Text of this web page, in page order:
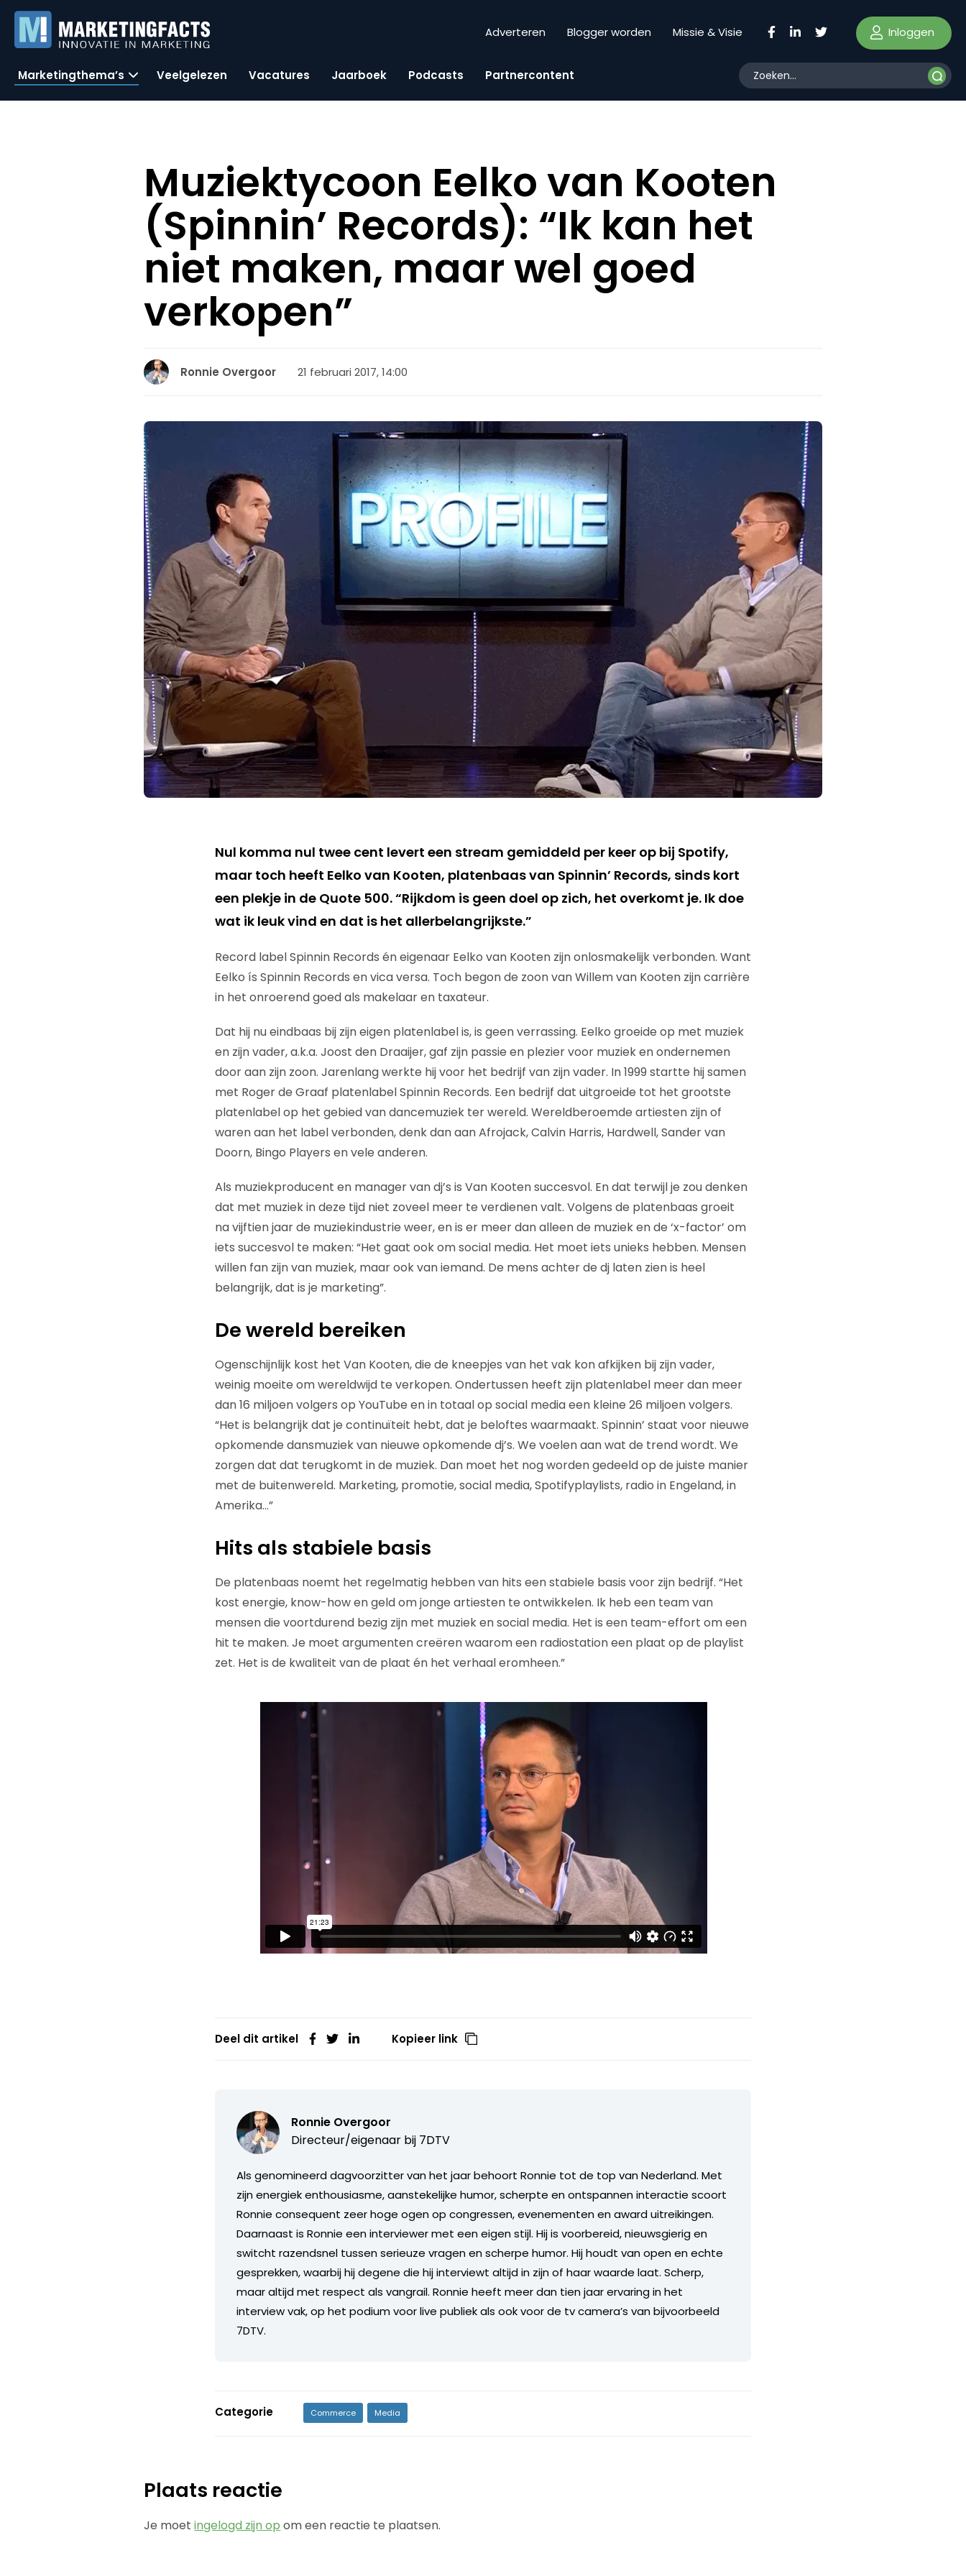
Adverteren Blogger worden Missie & Visie Inloggen
Marketingthema’s Veelgelezen Vacatures Jaarboek Podcasts Partnercontent
Muziektycoon Eelko van Kooten
(Spinnin’ Records): “Ik kan het
niet maken, maar wel goed
verkopen”
Ronnie Overgoor 21 februari 2017, 14:00
Nul komma nul twee cent levert een stream gemiddeld per keer op bij Spotify,
maar toch heeft Eelko van Kooten, platenbaas van Spinnin’ Records, sinds kort
een plekje in de Quote 500. “Rijkdom is geen doel op zich, het overkomt je. Ik doe
wat ik leuk vind en dat is het allerbelangrijkste.”
Record label Spinnin Records én eigenaar Eelko van Kooten zijn onlosmakelijk verbonden. Want
Eelko ís Spinnin Records en vica versa. Toch begon de zoon van Willem van Kooten zijn carrière
in het onroerend goed als makelaar en taxateur.
Dat hij nu eindbaas bij zijn eigen platenlabel is, is geen verrassing. Eelko groeide op met muziek
en zijn vader, a.k.a. Joost den Draaijer, gaf zijn passie en plezier voor muziek en ondernemen
door aan zijn zoon. Jarenlang werkte hij voor het bedrijf van zijn vader. In 1999 startte hij samen
met Roger de Graaf platenlabel Spinnin Records. Een bedrijf dat uitgroeide tot het grootste
platenlabel op het gebied van dancemuziek ter wereld. Wereldberoemde artiesten zijn of
waren aan het label verbonden, denk dan aan Afrojack, Calvin Harris, Hardwell, Sander van
Doorn, Bingo Players en vele anderen.
Als muziekproducent en manager van dj’s is Van Kooten succesvol. En dat terwijl je zou denken
dat met muziek in deze tijd niet zoveel meer te verdienen valt. Volgens de platenbaas groeit
na vijftien jaar de muziekindustrie weer, en is er meer dan alleen de muziek en de ‘x-factor’ om
iets succesvol te maken: “Het gaat ook om social media. Het moet iets unieks hebben. Mensen
willen fan zijn van muziek, maar ook van iemand. De mens achter de dj laten zien is heel
belangrijk, dat is je marketing”.
De wereld bereiken
Ogenschijnlijk kost het Van Kooten, die de kneepjes van het vak kon afkijken bij zijn vader,
weinig moeite om wereldwijd te verkopen. Ondertussen heeft zijn platenlabel meer dan meer
dan 16 miljoen volgers op YouTube en in totaal op social media een kleine 26 miljoen volgers.
“Het is belangrijk dat je continuïteit hebt, dat je beloftes waarmaakt. Spinnin’ staat voor nieuwe
opkomende dansmuziek van nieuwe opkomende dj’s. We voelen aan wat de trend wordt. We
zorgen dat dat terugkomt in de muziek. Dan moet het nog worden gedeeld op de juiste manier
met de buitenwereld. Marketing, promotie, social media, Spotifyplaylists, radio in Engeland, in
Amerika…”
Hits als stabiele basis
De platenbaas noemt het regelmatig hebben van hits een stabiele basis voor zijn bedrijf. “Het
kost energie, know-how en geld om jonge artiesten te ontwikkelen. Ik heb een team van
mensen die voortdurend bezig zijn met muziek en social media. Het is een team-effort om een
hit te maken. Je moet argumenten creëren waarom een radiostation een plaat op de playlist
zet. Het is de kwaliteit van de plaat én het verhaal eromheen.”
Deel dit artikel Kopieer link
Ronnie Overgoor
Directeur/eigenaar bij 7DTV
Als genomineerd dagvoorzitter van het jaar behoort Ronnie tot de top van Nederland. Met
zijn energiek enthousiasme, aanstekelijke humor, scherpte en ontspannen interactie scoort
Ronnie consequent zeer hoge ogen op congressen, evenementen en award uitreikingen.
Daarnaast is Ronnie een interviewer met een eigen stijl. Hij is voorbereid, nieuwsgierig en
switcht razendsnel tussen serieuze vragen en scherpe humor. Hij houdt van open en echte
gesprekken, waarbij hij degene die hij interviewt altijd in zijn of haar waarde laat. Scherp,
maar altijd met respect als vangrail. Ronnie heeft meer dan tien jaar ervaring in het
interview vak, op het podium voor live publiek als ook voor de tv camera’s van bijvoorbeeld
7DTV.
Categorie Commerce Media
Plaats reactie
Je moetingelogd zijn op om een reactie te plaatsen.